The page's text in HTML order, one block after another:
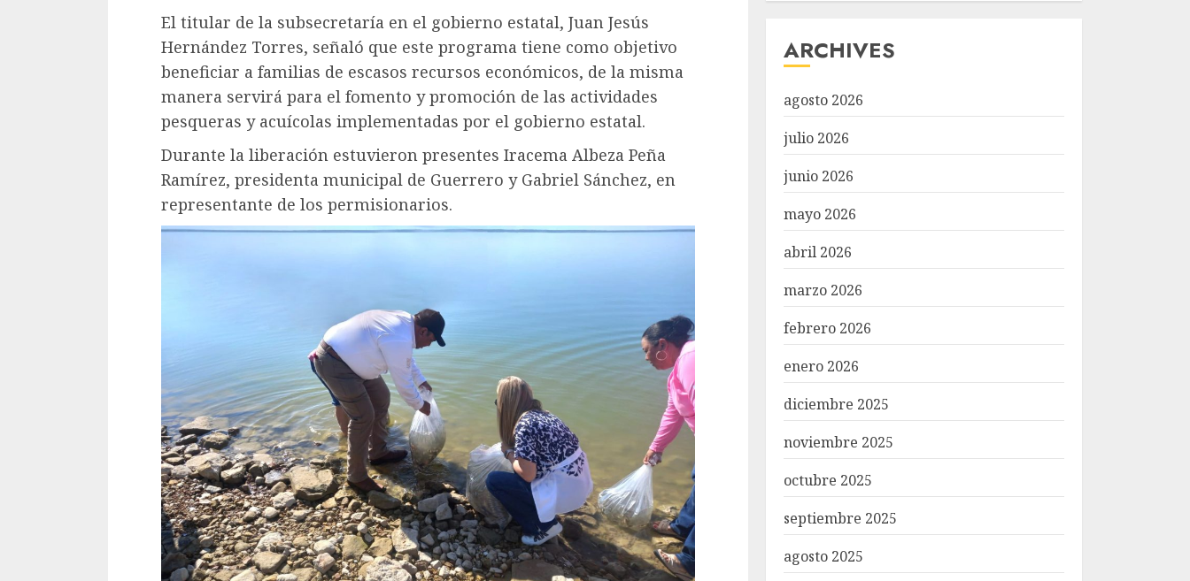
El titular de la subsecretaría en el gobierno estatal, Juan Jesús
Hernández Torres, señaló que este programa tiene como objetivo
beneficiar a familias de escasos recursos económicos, de la misma
manera servirá para el fomento y promoción de las actividades
pesqueras y acuícolas implementadas por el gobierno estatal.
Durante la liberación estuvieron presentes Iracema Albeza Peña
Ramírez, presidenta municipal de Guerrero y Gabriel Sánchez, en
representante de los permisionarios.
ARCHIVES
agosto 2026
julio 2026
junio 2026
mayo 2026
abril 2026
marzo 2026
febrero 2026
enero 2026
diciembre 2025
noviembre 2025
octubre 2025
septiembre 2025
agosto 2025